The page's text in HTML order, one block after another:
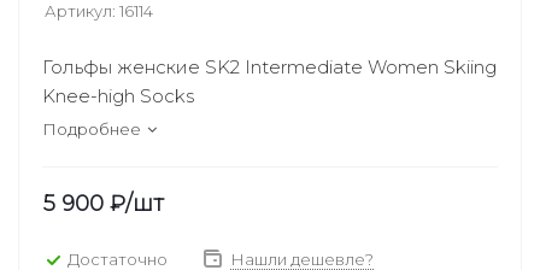
Артикул: 16114
Гольфы женские SK2 Intermediate Women Skiing
Knee-high Socks
Подробнее
5 900 ₽/шт
Достаточно
Нашли дешевле?